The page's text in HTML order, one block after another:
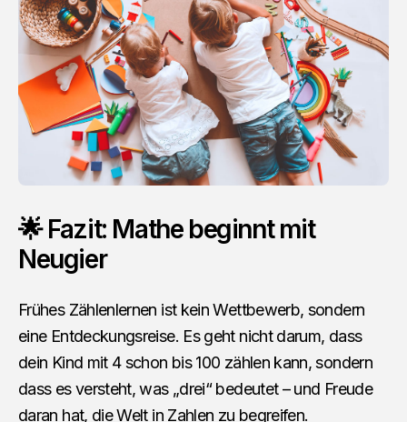
🌟 Fazit: Mathe beginnt mit
Neugier
Frühes Zählenlernen ist kein Wettbewerb, sondern
eine Entdeckungsreise. Es geht nicht darum, dass
dein Kind mit 4 schon bis 100 zählen kann, sondern
dass es versteht, was „drei“ bedeutet – und Freude
daran hat, die Welt in Zahlen zu begreifen.